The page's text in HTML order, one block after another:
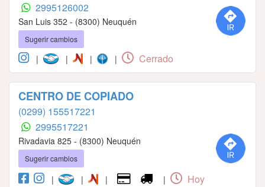
2995126002
San Luis 352 - (8300) Neuquén
Sugerir cambios
| | | | Cerrado
CENTRO DE COPIADO
(0299) 155517221
2995517221
Rivadavia 825 - (8300) Neuquén
Sugerir cambios
| | | |
Hoy